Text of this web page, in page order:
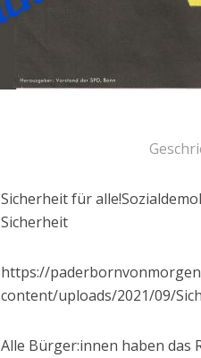
Sicherheit für
Sicherheit
https://
content/uploads/2021/09/
Alle Bürger:innen haben das